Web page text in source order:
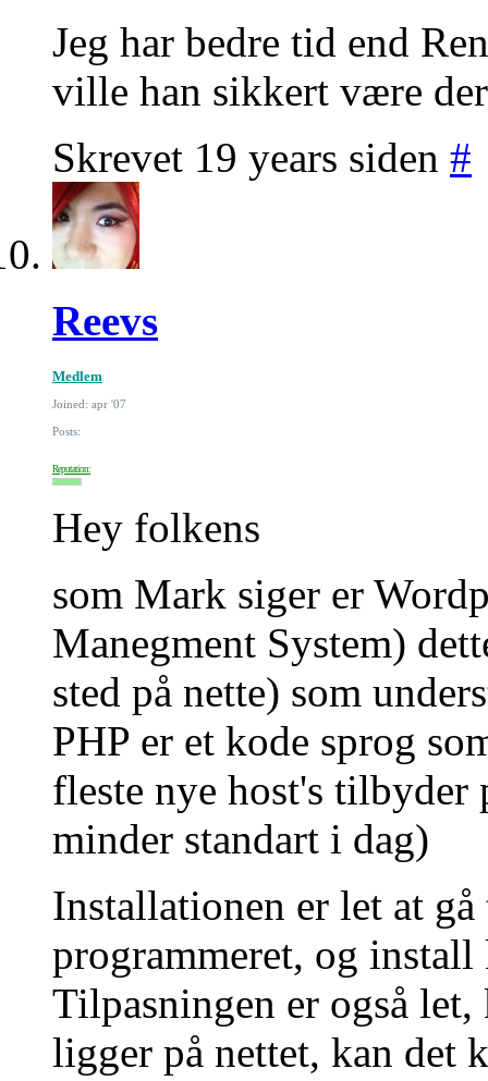
Jeg har bedre tid end
ville han sikkert være
Skrevet 19 years siden #
Reevs
Medlem
Joined: apr '07
Posts:
Reputation:
Hey folkens
som Mark siger er
Manegment System)
sted på nette) som
PHP er et kode sprog
fleste nye host's tilbyder
minder standart i dag)
Installationen er let at
programmeret, og install
Tilpasningen er også
ligger på nettet, kan det